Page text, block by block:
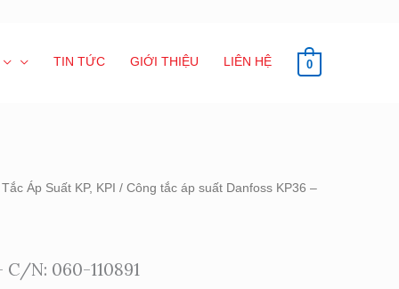
TIN TỨC GIỚI THIỆU LIÊN HỆ 0
Áp Suất KP, KPI / Công tắc áp suất Danfoss KP36 –
N: 060-110891